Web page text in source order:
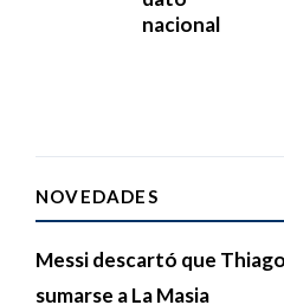
nacional
NOVEDADES
Messi descartó que
sumarse a La Masia